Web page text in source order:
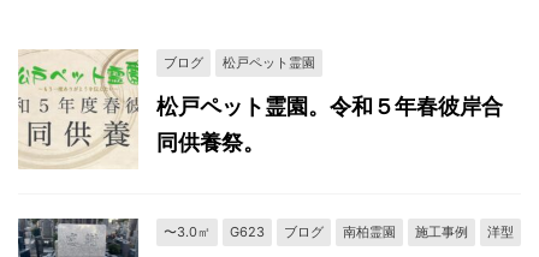
ブログ 松戸ペット霊園
松戸ペット霊園。令和５年春彼岸合
同供養祭。
〜3.0㎡ G623 ブログ 南柏霊園 施工事例 洋型